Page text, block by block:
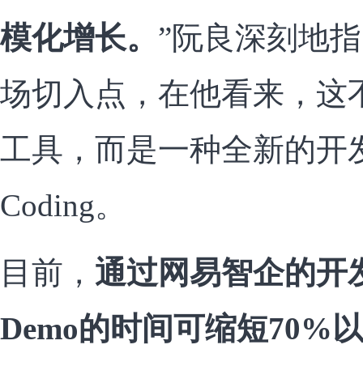
模化增长。 ”阮良深刻地
场切入点，在他看来，这
工具，而是一种全新的
Coding。
目前， 通过网易智企的开
Demo的时间可缩短70%